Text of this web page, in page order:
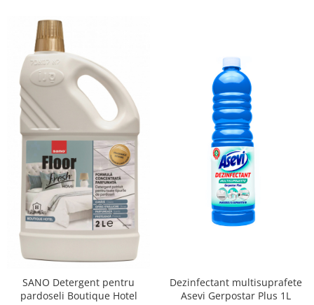
SANO Detergent pentru
pardoseli Boutique Hotel
Dezinfectant multisuprafete
Asevi Gerpostar Plus 1L